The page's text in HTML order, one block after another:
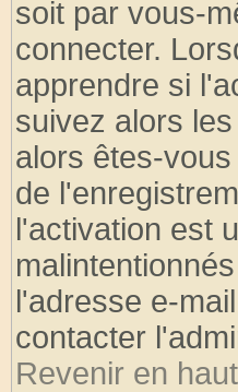
soit par vous-
connecter.
apprendre si
suivez alors
alors êtes-
de
l'activation est
l'adresse e-
contacter
Revenir en haut